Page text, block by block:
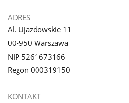
ADRES
Al. Ujazdowskie 11
00-950 Warszawa
NIP 5261673166
Regon 000319150
KONTAKT